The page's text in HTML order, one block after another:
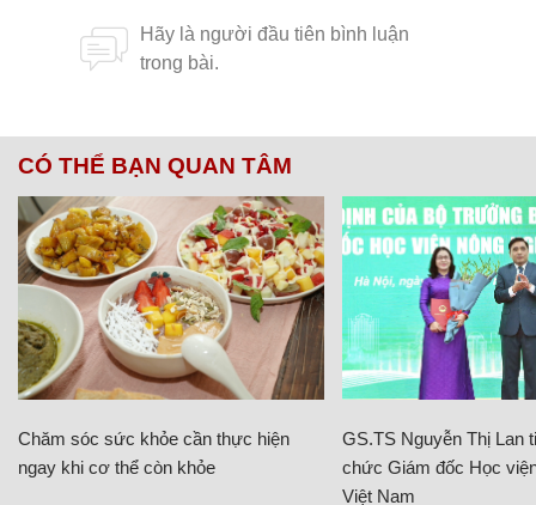
CÓ THỂ BẠN QUAN TÂM
Chăm sóc sức khỏe cần thực hiện
ngay khi cơ thể còn khỏe
GS.TS Nguyễn Thị Lan
chức Giám đốc Học
Việt Nam